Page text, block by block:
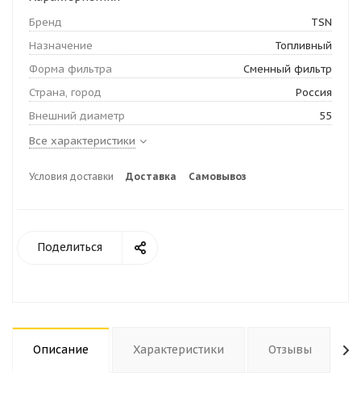
Бренд
TSN
Назначение
Топливный
Форма фильтра
Сменный фильтр
Страна, город
Россия
Внешний диаметр
55
Все характеристики
Условия доставки Доставка Самовывоз
Поделиться
Описание Характеристики Отзывы